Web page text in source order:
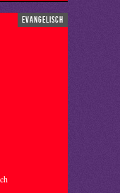
evangelisch